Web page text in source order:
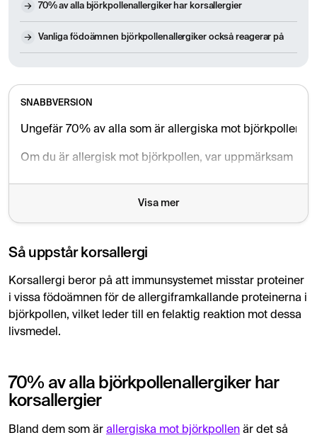
70% av alla björkpollenallergiker har korsallergier
Vanliga födoämnen björkpollenallergiker också reagerar på
SNABBVERSION
Ungefär 70% av alla som är allergiska mot björkpollen
Om du är allergisk mot björkpollen, var uppmärksam på
Visa mer
Så uppstår korsallergi
Korsallergi beror på att immunsystemet misstar proteiner
i vissa födoämnen för de allergiframkallande proteinerna i
björkpollen, vilket leder till en felaktig reaktion mot dessa
livsmedel.
70% av alla björkpollenallergiker har
korsallergier
Bland dem som är allergiska mot björkpollen är det så